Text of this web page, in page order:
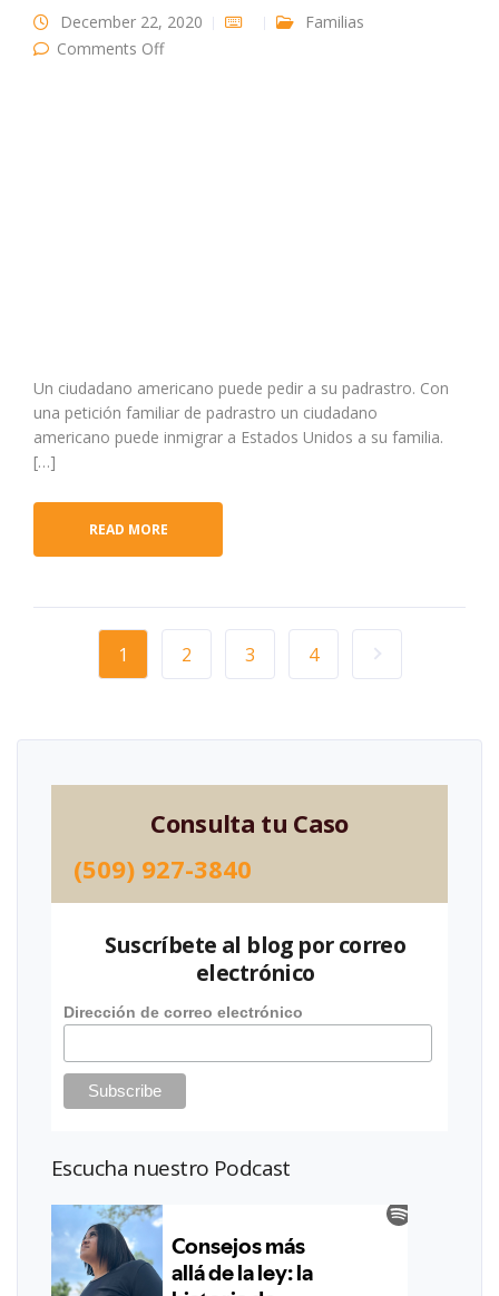
December 22, 2020
Familias
Comments Offon ¿Un ciudadano americano puede pedir a su
Un ciudadano americano puede pedir a su padrastro. Con
una petición familiar de padrastro un ciudadano
americano puede inmigrar a Estados Unidos a su familia.
[…]
READ MORE
1 2 3 4
Consulta tu Caso
(509) 927-3840
Suscríbete al blog por correo
electrónico
Dirección de correo electrónico
Escucha nuestro Podcast